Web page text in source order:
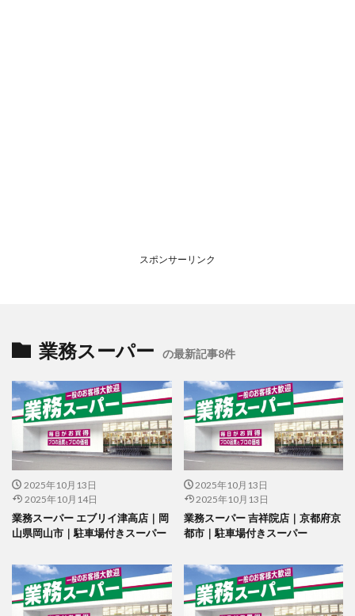
スポンサーリンク
業務スーパー の最新記事8件
2025年10月13日
2025年10月14日
業務スーパー エブリイ津高店｜岡
山県岡山市｜駐車場付きスーパー
2025年10月13日
2025年10月13日
業務スーパー 吉祥院店｜京都府京
都市｜駐車場付きスーパー